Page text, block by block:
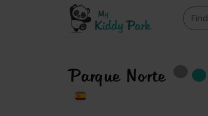
Parque Norte